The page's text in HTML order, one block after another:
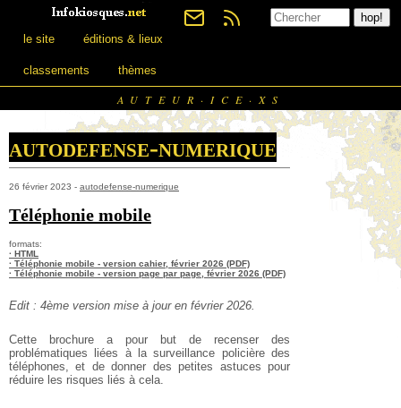
le site éditions & lieux
classements thèmes
AUTEUR·ICE·XS
autodefense-numerique
26 février 2023 - autodefense-numerique
Téléphonie mobile
formats:
· HTML
· Téléphonie mobile - version cahier, février 2026 (PDF)
· Téléphonie mobile - version page par page, février 2026 (PDF)
Edit : 4ème version mise à jour en février 2026.
Cette brochure a pour but de recenser des
problématiques liées à la surveillance policière des
téléphones, et de donner des petites astuces pour
réduire les risques liés à cela.